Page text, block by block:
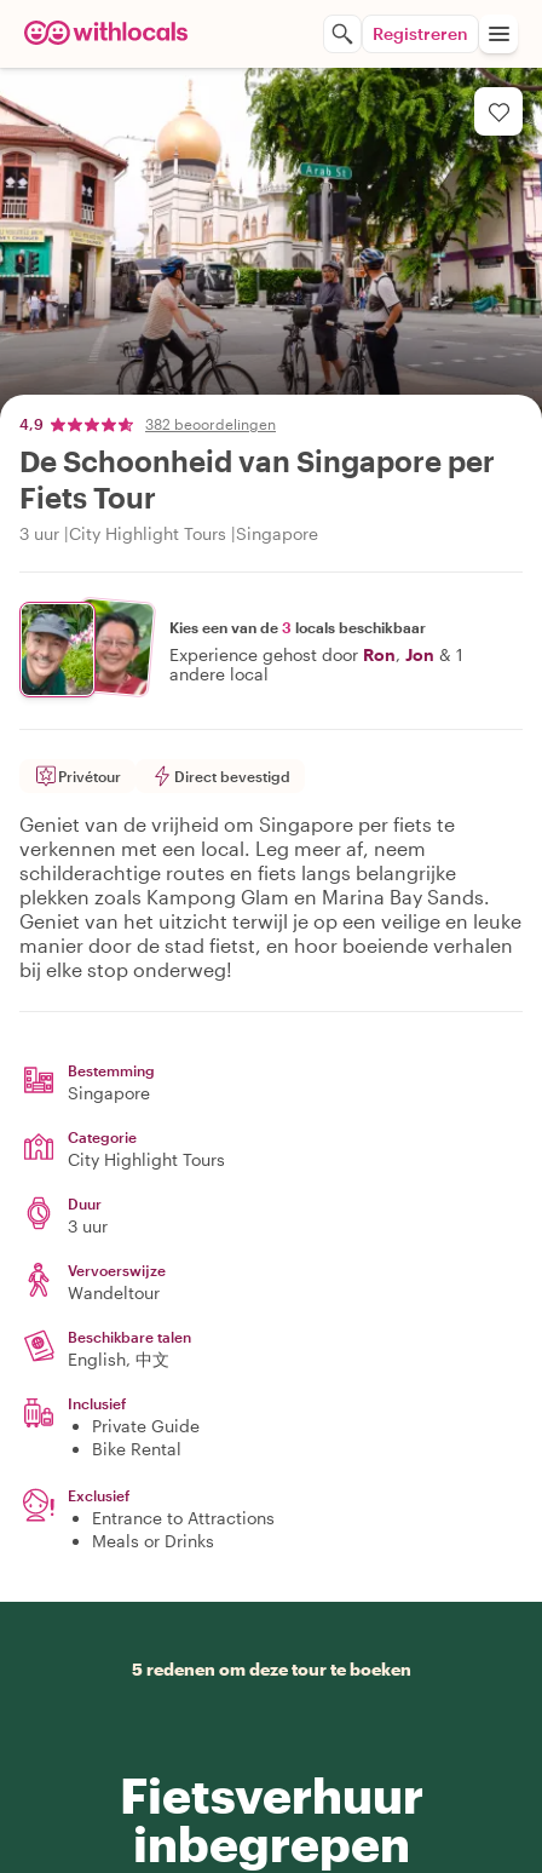
Registreren
4,9 382 beoordelingen
De Schoonheid van Singapore per
Fiets Tour
3 uur City Highlight Tours Singapore
Kies een van de 3 locals beschikbaar
Experience gehost door Ron, Jon & 1
andere local
Privétour Direct bevestigd
Geniet van de vrijheid om Singapore per fiets te
verkennen met een local. Leg meer af, neem
schilderachtige routes en fiets langs belangrijke
plekken zoals Kampong Glam en Marina Bay Sands.
Geniet van het uitzicht terwijl je op een veilige en leuke
manier door de stad fietst, en hoor boeiende verhalen
bij elke stop onderweg!
Bestemming
Singapore
Categorie
City Highlight Tours
Duur
3 uur
Vervoerswijze
Wandeltour
Beschikbare talen
English, 中文
Inclusief
Private Guide
Bike Rental
Exclusief
Entrance to Attractions
Meals or Drinks
5 redenen om deze tour te boeken
Fietsverhuur
inbegrepen